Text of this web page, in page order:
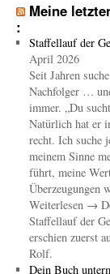
Meine
:
Staffellauf der
April 2026
Seit Jahren
Nachfolger …
immer. „Du
Natürlich hat er
recht. Ich suche
meinem Sinne
führt, meine
Überzeugungen
Weiterlesen →
Staffellauf der
erschien zuerst
Rolf.
Dein Buch